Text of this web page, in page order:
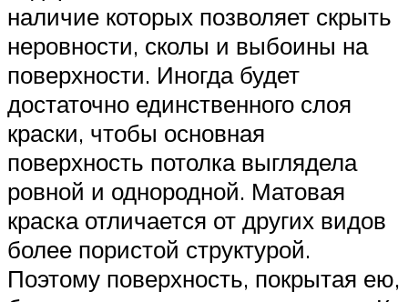
наличие которых позволяет скрыть
неровности, сколы и выбоины на
поверхности. Иногда будет
достаточно единственного слоя
краски, чтобы основная
поверхность потолка выглядела
ровной и однородной. Матовая
краска отличается от других видов
более пористой структурой.
Поэтому поверхность, покрытая ею,